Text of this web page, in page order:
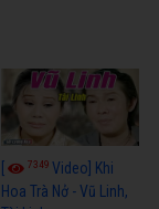
7349Video] Khi
Hoa Trà Nở - Vũ Linh,